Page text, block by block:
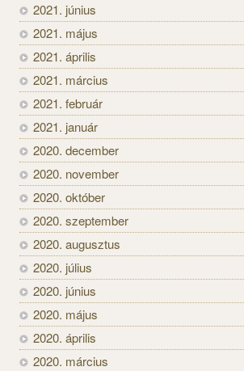
2021. június
2021. május
2021. április
2021. március
2021. február
2021. január
2020. december
2020. november
2020. október
2020. szeptember
2020. augusztus
2020. július
2020. június
2020. május
2020. április
2020. március